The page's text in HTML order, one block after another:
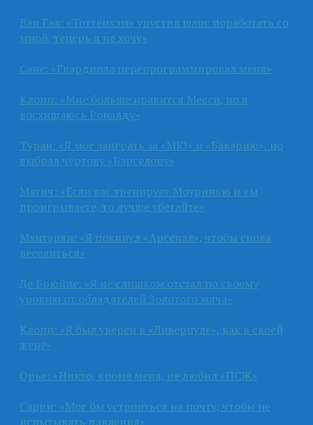
Ван Гал: «Тоттенхэм» упустил шанс поработать со
мной, теперь я не хочу»
Сане: «Гвардиола перепрограммировал меня»
Клопп: «Мне больше нравится Месси, но я
восхищаюсь Роналду»
Туран: «Я мог заиграть за «МЮ» и «Баварию», но
выбрал чёртову «Барселону»
Матич: «Если вас тренирует Моуринью и вы
проигрываете, то лучше убегайте»
Мхитарян: «Я покинул «Арсенал», чтобы снова
веселиться»
Де Брюйне: «Я не слишком отстал по своему
уровню от обладателей Золотого мяча»
Клопп: «Я был уверен в «Ливерпуле», как в своей
жене»
Орье: «Никто, кроме меня, не любил «ПСЖ»
Сарри: «Мог бы устроиться на почту, чтобы не
испытывать давления»